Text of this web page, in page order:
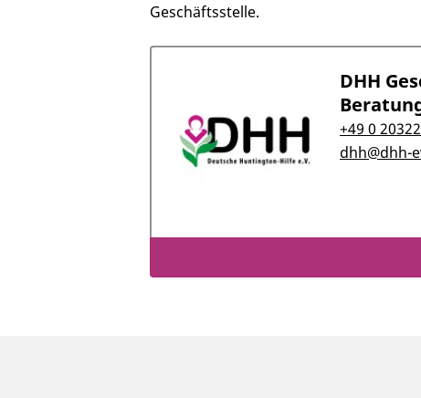
Geschäftsstelle.
DHH
+49 0
dhh@dhh-